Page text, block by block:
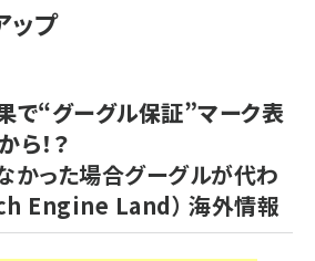
ップ
で“グーグル保証”マーク表
ら！？
かった場合グーグルが代わ
Engine Land）海外情報